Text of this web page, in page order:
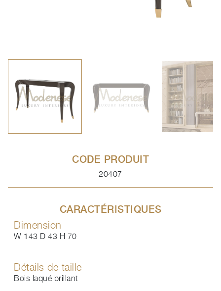
CODE PRODUIT
20407
CARACTÉRISTIQUES
Dimension
W 143 D 43 H 70
Détails de taille
Bois laqué brillant